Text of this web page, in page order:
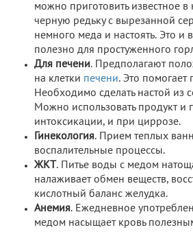
можно приготовить известное в
черную редьку с вырезанной
немного меда и настоять. Это и
полезно для простуженного
Для печени. Предполагают
на клетки печени. Это помогает
Необходимо сделать настой из
Можно использовать продукт и
интоксикации, и при циррозе.
Гинекология. Прием теплых
воспалительные процессы.
ЖКТ . Питье воды с медом
налаживает обмен веществ,
кислотный баланс желудка.
Анемия. Ежедневное
медом насыщает кровь